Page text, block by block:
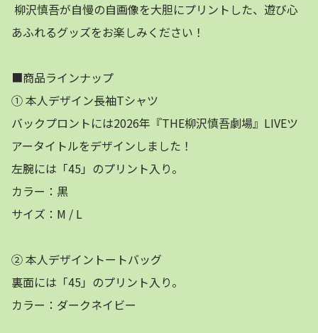
柳沢慎吾が自慢の自画像を大胆にプリントした、遊び心
あふれるグッズをお楽しみください！
■商品ラインナップ
① 本人デザイン長袖Tシャツ
バックプロントには2026年『THE柳沢慎吾劇場』LIVEツ
アータイトルをデザインしました！
左腕には「45」のプリント入り。
カラー：黒
サイズ：M / L
② 本人デザイントートバッグ
裏面には「45」のプリント入り。
カラー：ダークネイビー